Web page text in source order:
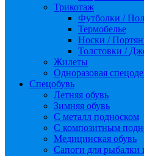
Трикотаж
Футболки /
Термобелье
Носки /
Толстовки /
Жилеты
Одноразовая
Спецобувь
Летняя обувь
Зимняя обувь
С металл подноском
С композитным
Медицинская обувь
Сапоги для рыбалки